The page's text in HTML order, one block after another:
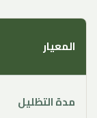
المعيار
مدة التظليل